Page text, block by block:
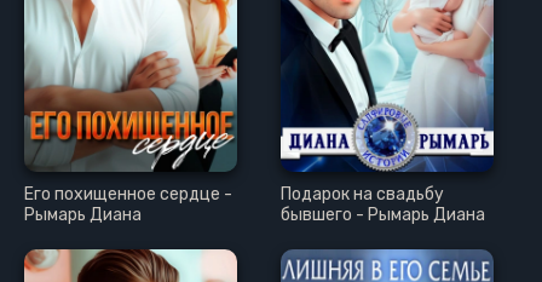
Его похищенное сердце -
Рымарь Диана
Подарок на свадьбу
бывшего - Рымарь Диана